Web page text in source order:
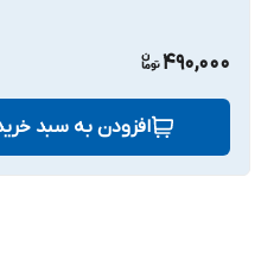
490,000
افزودن به سبد